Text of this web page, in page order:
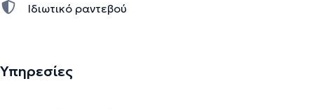
Ιδιωτικό ραντεβού
Υπηρεσίες